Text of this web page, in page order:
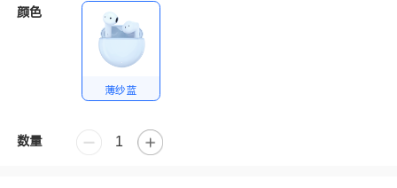
颜色
薄纱蓝
数量